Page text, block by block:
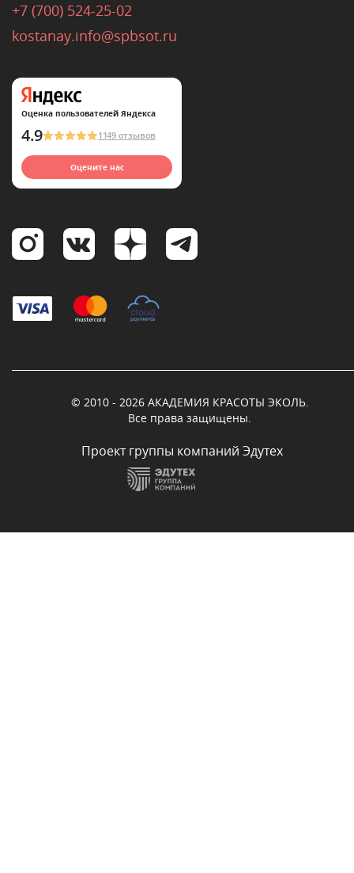
+7 (700) 524-25-02
kostanay.info@spbsot.ru
Оценка пользователей Яндекса
4.9 1149 отзывов
Оцените нас
© 2010 - 2026 АКАДЕМИЯ КРАСОТЫ ЭКОЛЬ.
Все права защищены.
Проект группы компаний Эдутех